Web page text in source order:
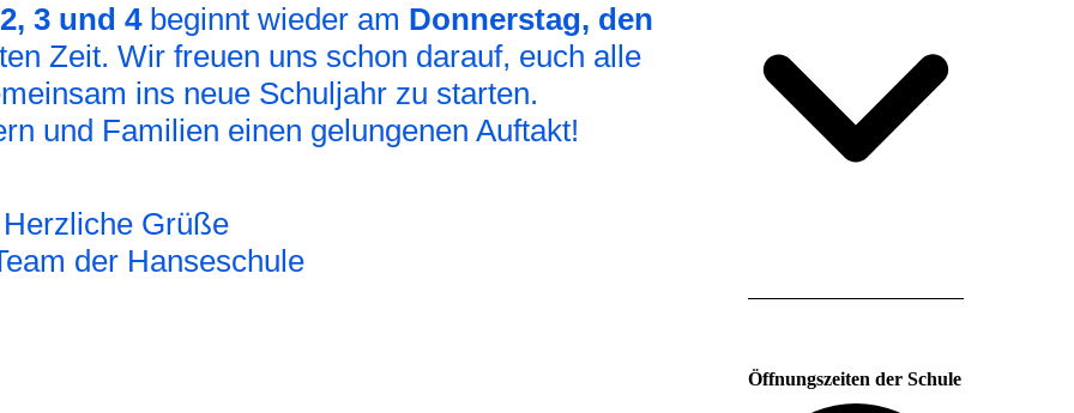
3 und 4beginnt wieder am Donnerstag, den
Zeit. Wir freuen uns schon darauf, euch alle
ins neue Schuljahr zu starten.
und Familien einen gelungenen Auftakt!
Herzliche Grüße
der Hanseschule
Öffnungszeiten der Schule